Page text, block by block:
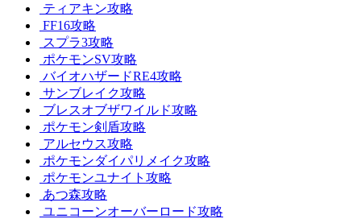
ティアキン攻略
FF16攻略
スプラ3攻略
ポケモンSV攻略
バイオハザードRE4攻略
サンブレイク攻略
ブレスオブザワイルド攻略
ポケモン剣盾攻略
アルセウス攻略
ポケモンダイパリメイク攻略
ポケモンユナイト攻略
あつ森攻略
ユニコーンオーバーロード攻略